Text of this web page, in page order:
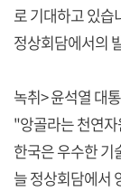
로 기대하고 있습
정상회담에서의
녹취> 윤석열 대
"앙골라는 천연
한국은 우수한 기
늘 정상회담에서